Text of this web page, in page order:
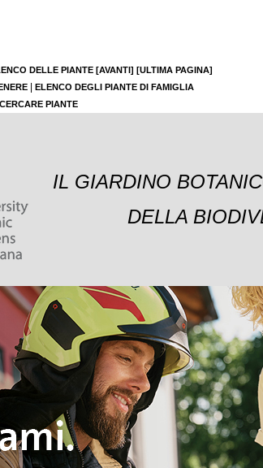
DELLE PIANTE [AVANTI] [ULTIMA PAGINA]
ELENCO DEGLI PIANTE DI FAMIGLIA
PIANTE
IL GIARDINO
DELLA